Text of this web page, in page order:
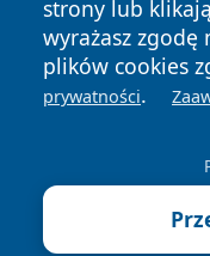
strony lub
wyrażasz zgodę
plików cookies
prywatności.
News Autorzy